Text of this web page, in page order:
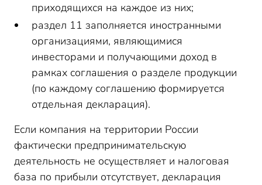
приходящихся на каждое из них;
раздел 11 заполняется иностранными
организациями, являющимися
инвесторами и получающими доход в
рамках соглашения о разделе продукции
(по каждому соглашению формируется
отдельная декларация).
Если компания на территории России
фактически предпринимательскую
деятельность не осуществляет и налоговая
база по прибыли отсутствует, декларация